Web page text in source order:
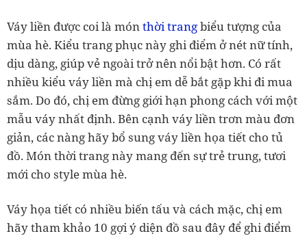
Váy liền được coi là mónthời trangbiểu tượng của
mùa hè. Kiểu trang phục này ghi điểm ở nét nữ tính,
dịu dàng, giúp vẻ ngoài trở nên nổi bật hơn. Có rất
nhiều kiểu váy liền mà chị em dễ bắt gặp khi đi mua
sắm. Do đó, chị em đừng giới hạn phong cách với một
mẫu váy nhất định. Bên cạnh váy liền trơn màu đơn
giản, các nàng hãy bổ sung váy liền họa tiết cho tủ
đồ. Món thời trang này mang đến sự trẻ trung, tươi
mới cho style mùa hè.
Váy họa tiết có nhiều biến tấu và cách mặc, chị em
hãy tham khảo 10 gợi ý diện đồ sau đây để ghi điểm